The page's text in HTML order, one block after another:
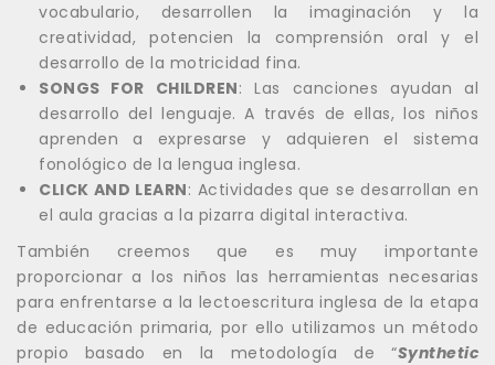
vocabulario, desarrollen la imaginación y la
creatividad, potencien la comprensión oral y el
desarrollo de la motricidad fina.
SONGS FOR CHILDREN: Las canciones ayudan al
desarrollo del lenguaje. A través de ellas, los niños
aprenden a expresarse y adquieren el sistema
fonológico de la lengua inglesa.
CLICK AND LEARN: Actividades que se desarrollan en
el aula gracias a la pizarra digital interactiva.
También creemos que es muy importante
proporcionar a los niños las herramientas necesarias
para enfrentarse a la lectoescritura inglesa de la etapa
de educación primaria, por ello utilizamos un método
propio basado en la metodología de “Synthetic